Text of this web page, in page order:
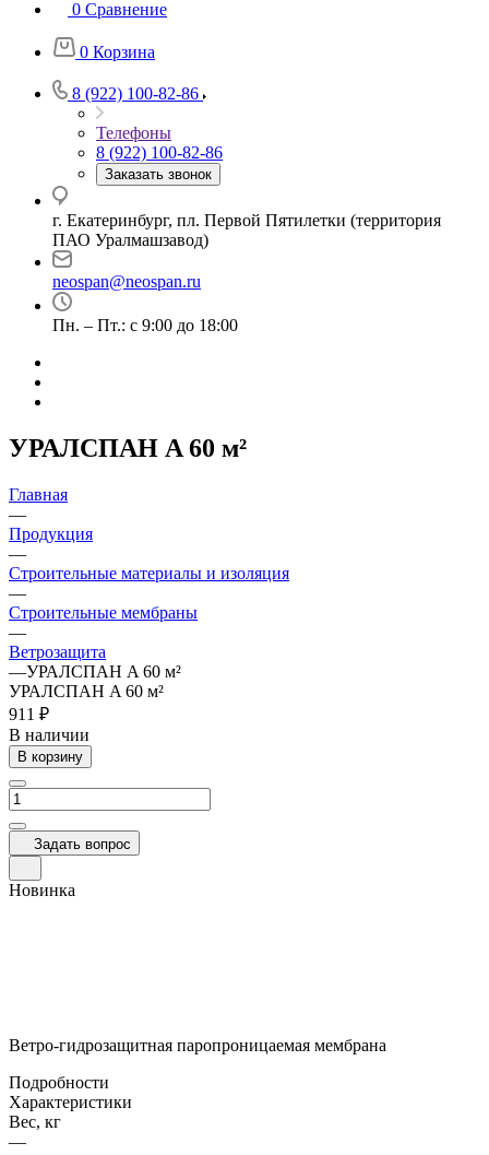
0 Сравнение
0 Корзина
8 (922) 100-82-86
Телефоны
8 (922) 100-82-86
Заказать звонок
г. Екатеринбург, пл. Первой Пятилетки (территория
ПАО Уралмашзавод)
neospan@neospan.ru
Пн. – Пт.: с 9:00 до 18:00
УРАЛСПАН A 60 м²
Главная
—
Продукция
—
Строительные материалы и изоляция
—
Строительные мембраны
—
Ветрозащита
—УРАЛСПАН A 60 м²
УРАЛСПАН A 60 м²
911 ₽
В наличии
В корзину
Задать вопрос
Новинка
Ветро-гидрозащитная паропроницаемая мембрана
Подробности
Характеристики
Вес, кг
—